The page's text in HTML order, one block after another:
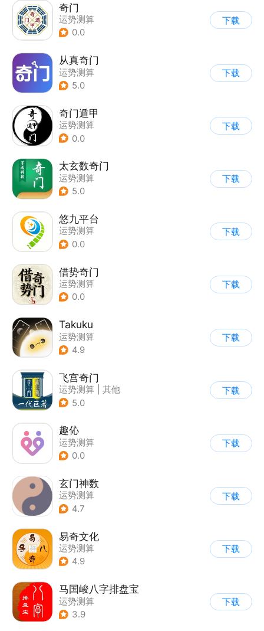
奇门
运势测算
0.0
下载
从真奇门
运势测算
5.0
下载
奇门遁甲
运势测算
0.0
下载
太玄数奇门
运势测算
5.0
下载
悠九平台
运势测算
0.0
下载
借势奇门
运势测算
0.0
下载
Takuku
运势测算
4.9
下载
飞宫奇门
运势测算
其他
5.0
下载
趣伈
运势测算
0.0
下载
玄门神数
运势测算
4.7
下载
易奇文化
运势测算
4.9
下载
马国峻八字排盘宝
运势测算
3.9
下载